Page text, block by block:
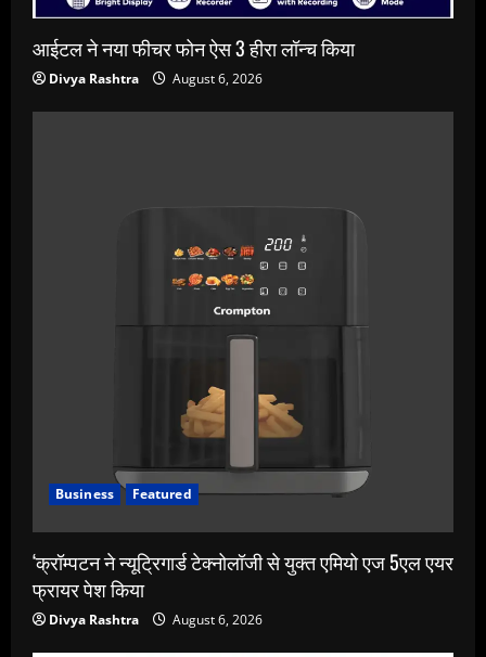
आईटल ने नया फीचर फोन ऐस 3 हीरा लॉन्च किया
Divya Rashtra August 6, 2026
Business Featured
‘क्रॉम्पटन ने न्यूट्रिगार्ड टेक्नोलॉजी से युक्त एमियो एज 5एल एयर
फ्रायर पेश किया
Divya Rashtra August 6, 2026